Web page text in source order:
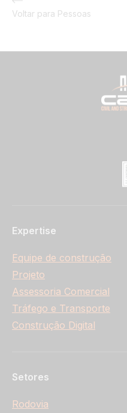
Voltar para Pessoas
Expertise
Equipe de construção
Projeto
Assessoria Comercial
Tráfego e Transporte
Construção Digital
Setores
Rodovia